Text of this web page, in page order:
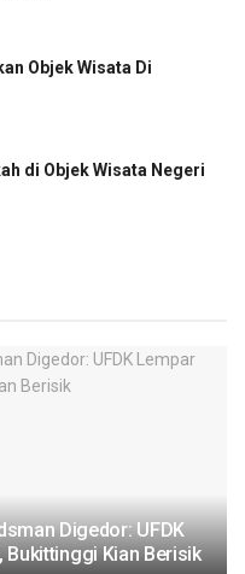
Objek Wisata Di
di Objek Wisata Negeri
Digedor: UFDK
Bukittinggi Kian Berisik